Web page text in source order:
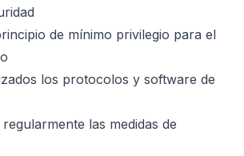
de mínimo privilegio para el
los protocolos y software de
las medidas de